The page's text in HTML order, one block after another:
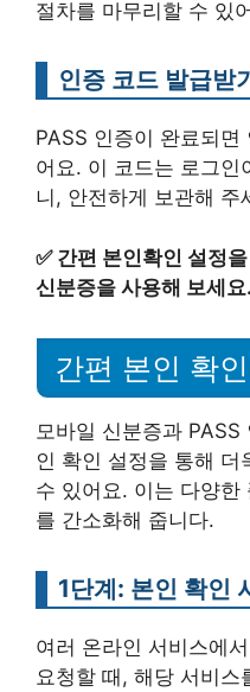
절차를 마무리할 수 있
인증 코드 발급받
PASS 인증이 완료되
어요. 이 코드는 로그인
니, 안전하게 보관해 주
✅ 간편 본인확인 설정
신분증을 사용해 보세요.
간편 본인 확
모바일 신분증과
인 확인 설정을 통해
수 있어요. 이는 다양한
를 간소화해 줍니다.
1단계: 본인 확인
여러 온라인 서비스에
요청할 때, 해당 서비스